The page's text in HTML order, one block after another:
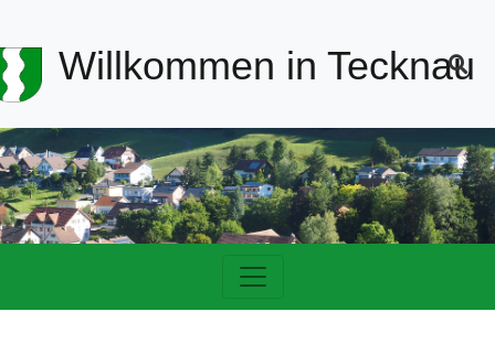
Navigation
Willkommen in Tecknau